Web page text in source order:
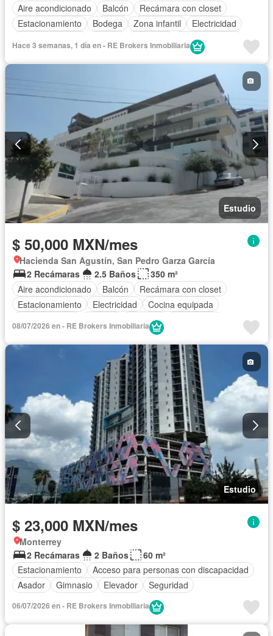
Aire acondicionado
Balcón
Recámara con closet
Estacionamiento
Bodega Zona infantil
Electricidad
Cocina integral
Gas natural
Hace 3 semanas, 1 día en - RE Brokers Inmobiliaria
Estudio
$ 50,000 MXN/mes
Hacienda San Agustín, San Pedro Garza García
2 Recámaras
2.5 Baños
350 m²
Aire acondicionado
Balcón
Recámara con closet
Estacionamiento
Electricidad
Cocina equipada
Elevador
08/07/2026 en - RE Brokers Inmobiliaria
Estudio
$ 23,000 MXN/mes
Monterrey
2 Recámaras
2 Baños
60 m²
Estacionamiento
Acceso para personas con discapacidad
Asador
Gimnasio Elevador Seguridad
06/07/2026 en - RE Brokers Inmobiliaria